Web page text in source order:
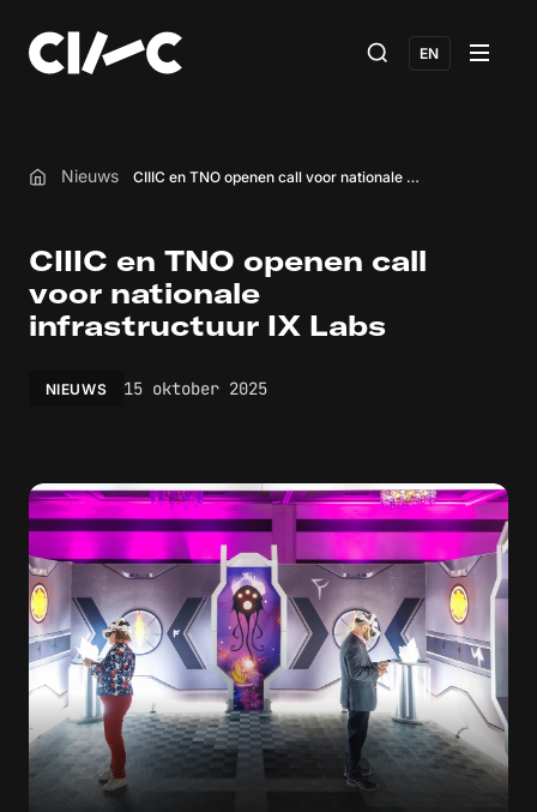
EN
Home
Nieuws CIIIC en TNO openen call voor nationale infrastructuur IX Labs
CIIIC en TNO openen call
voor nationale
infrastructuur IX Labs
NIEUWS 15 oktober 2025